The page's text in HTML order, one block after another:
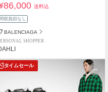
送料込
関税負担なし
BALENCIAGA
SHOPPER
タイムセール